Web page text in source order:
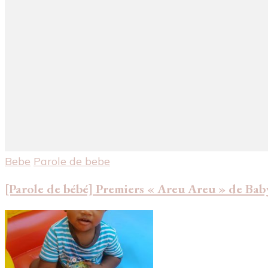
Bebe Parole de bebe
[Parole de bébé] Premiers « Areu Areu » de